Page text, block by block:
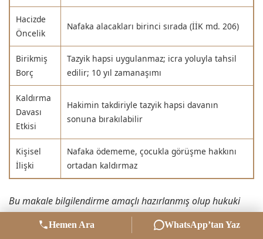
Hemen Ara WhatsApp’tan Yaz
Hacizde
Öncelik
Nafaka alacakları birinci sırada (İİK md. 206)
Birikmiş
Borç
Tazyik hapsi uygulanmaz; icra yoluyla tahsil
edilir; 10 yıl zamanaşımı
Kaldırma
Davası
Etkisi
Hakimin takdiriyle tazyik hapsi davanın
sonuna bırakılabilir
Kişisel
İlişki
Nafaka ödememe, çocukla görüşme hakkını
ortadan kaldırmaz
Bu makale bilgilendirme amaçlı hazırlanmış olup hukuki
danışmanlık niteliği taşımamaktadır. Nafaka ödememe
suçuna ilişkin somut durumunuz için Sivas’ta aile hukuku